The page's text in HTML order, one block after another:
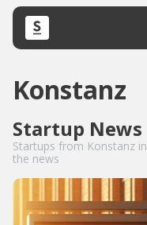
Konstanz
Startup News
Startups from Konstanz in
the news